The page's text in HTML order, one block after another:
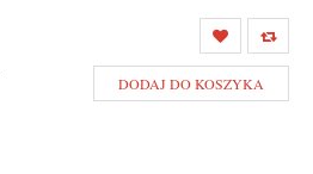
DODAJ DO KOSZYKA